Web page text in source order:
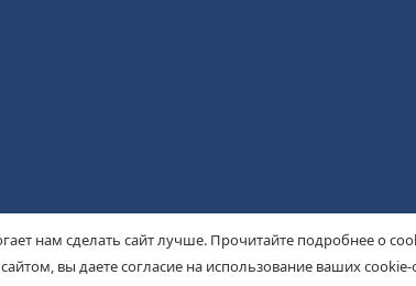
нам сделать сайт лучше. Прочитайте подробнее о
вы даете согласие на использование ваших